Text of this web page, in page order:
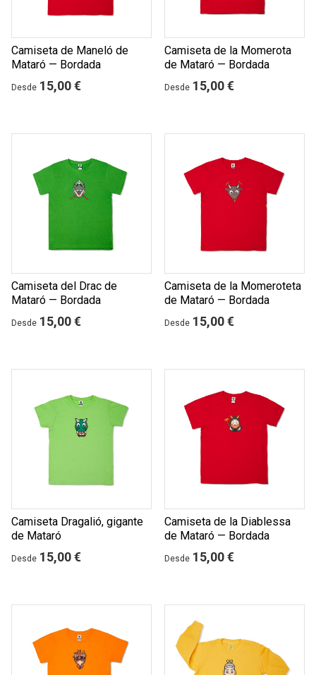
Camiseta de Maneló de
Mataró — Bordada
Desde 15,00 €
Camiseta de la Momerota
de Mataró — Bordada
Desde 15,00 €
Camiseta del Drac de
Mataró — Bordada
Desde 15,00 €
Camiseta de la Momeroteta
de Mataró — Bordada
Desde 15,00 €
Camiseta Dragalió, gigante
de Mataró
Desde 15,00 €
Camiseta de la Diablessa
de Mataró — Bordada
Desde 15,00 €